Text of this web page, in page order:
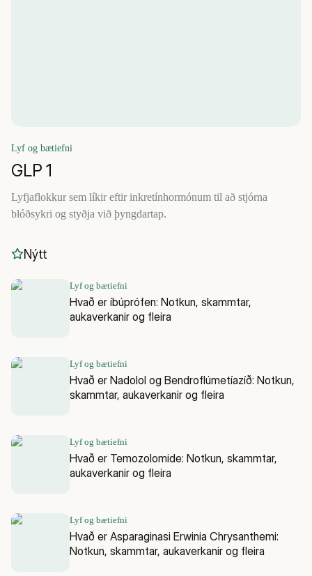
Lyf og bætiefni
GLP 1
Lyfjaflokkur sem líkir eftir inkretínhormónum til að stjórna
blóðsykri og styðja við þyngdartap.
Nýtt
Lyf og bætiefni
Hvað er íbúprófen: Notkun, skammtar,
aukaverkanir og fleira
Lyf og bætiefni
Hvað er Nadolol og Bendroflúmetíazíð: Notkun,
skammtar, aukaverkanir og fleira
Lyf og bætiefni
Hvað er Temozolomide: Notkun, skammtar,
aukaverkanir og fleira
Lyf og bætiefni
Hvað er Asparaginasi Erwinia Chrysanthemi:
Notkun, skammtar, aukaverkanir og fleira